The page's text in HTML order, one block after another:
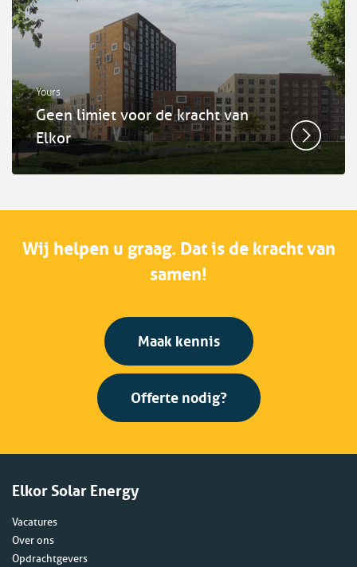
Yours
Geen limiet voor de kracht van
Elkor
Wij helpen u graag. Dat is de kracht van
samen!
Maak kennis
Offerte nodig?
Elkor Solar Energy
Vacatures
Over ons
Opdrachtgevers